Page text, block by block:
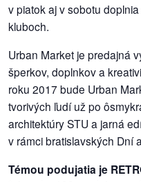
pripomienkové
dobrá
prax
práca
v piatok aj v sobotu
kluboch.
Urban Market je predajná
šperkov, doplnkov a
roku 2017 bude Urban
tvorivých ľudí už po
architektúry STU a jarná
v rámci bratislavských Dní
Témou podujatia je